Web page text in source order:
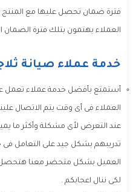
فترة ضمان تحصل عليها مع المنتج
العملاء يهتمون بتلك فترة الضمان
خدمة عملاء صيانة
العملاء فى أى وقت يتم الاتصال
عند التعرض لأى مشكلة وأكثر ما
تدريبهم بشكل جيد على التعامل فى
العميل بشكل متحضر معنا
لكى ننال اعجابكم .